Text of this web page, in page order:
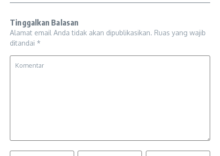
Tinggalkan Balasan
Alamat email Anda tidak akan dipublikasikan. Ruas yang wajib
ditandai *